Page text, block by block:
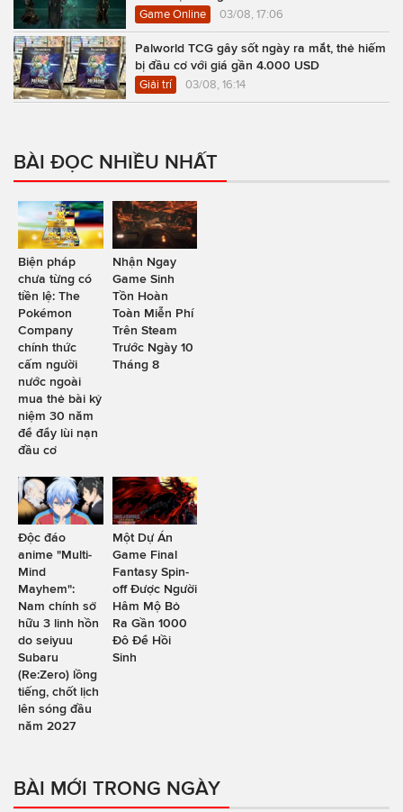
Game Online 03/08, 17:06
Palworld TCG gây sốt ngày ra mắt, thẻ hiếm
bị đầu cơ với giá gần 4.000 USD
Giải trí 03/08, 16:14
BÀI ĐỌC NHIỀU NHẤT
Biện pháp
chưa từng có
tiền lệ: The
Pokémon
Company
chính thức
cấm người
nước ngoài
mua thẻ bài kỷ
niệm 30 năm
để đẩy lùi nạn
đầu cơ
Nhận Ngay
Game Sinh
Tồn Hoàn
Toàn Miễn Phí
Trên Steam
Trước Ngày 10
Tháng 8
Độc đáo
anime "Multi-
Mind
Mayhem":
Nam chính sở
hữu 3 linh hồn
do seiyuu
Subaru
(Re:Zero) lồng
tiếng, chốt lịch
lên sóng đầu
năm 2027
Một Dự Án
Game Final
Fantasy Spin-
off Được Người
Hâm Mộ Bỏ
Ra Gần 1000
Đô Để Hồi
Sinh
BÀI MỚI TRONG NGÀY